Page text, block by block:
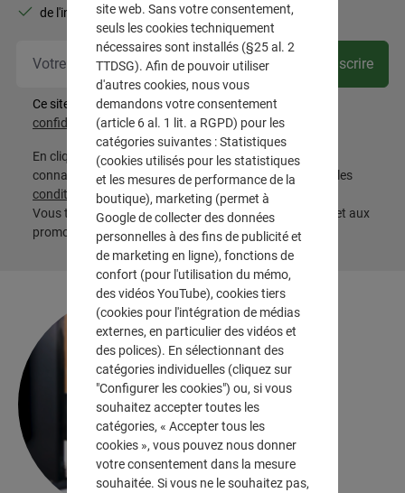
de l'inspiration pour votre intérieur
Souscrire
Ce site est protégé par reCAPTCHA et lesRègles de
confidentialitéetConditions d'utilisationde Google.
En cliquant sur « S'abonner », vous confirmez avoir pris
connaissance de lapolitique de confidentialité, avoir lu les
conditions généraleset les accepter.
Vous trouverez les conditions relatives aux réductions et aux
promotionsici
site web. Sans votre consentement,
seuls les cookies techniquement
nécessaires sont installés (§25 al. 2
TTDSG). Afin de pouvoir utiliser
d'autres cookies, nous vous
demandons votre consentement
(article 6 al. 1 lit. a RGPD) pour les
catégories suivantes : Statistiques
(cookies utilisés pour les statistiques
et les mesures de performance de la
boutique), marketing (permet à
Google de collecter des données
personnelles à des fins de publicité et
de marketing en ligne), fonctions de
confort (pour l'utilisation du mémo,
des vidéos YouTube), cookies tiers
(cookies pour l'intégration de médias
externes, en particulier des vidéos et
des polices). En sélectionnant des
catégories individuelles (cliquez sur
"Configurer les cookies") ou, si vous
souhaitez accepter toutes les
catégories, « Accepter tous les
cookies », vous pouvez nous donner
votre consentement dans la mesure
souhaitée. Si vous ne le souhaitez pas,